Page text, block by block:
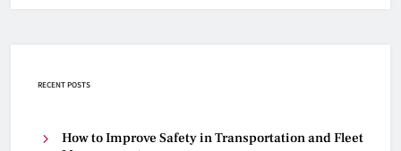
RECENT POSTS
How to Improve Safety in Transportation and Fleet